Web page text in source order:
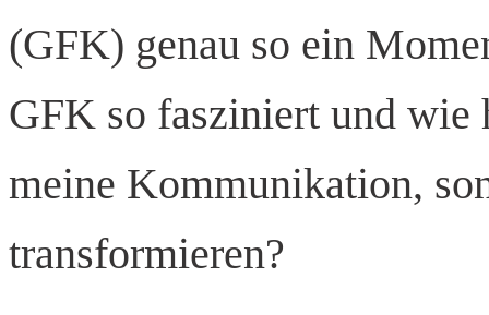
(GFK) genau so ein
GFK so fasziniert und wie
meine Kommunikation,
transformieren?